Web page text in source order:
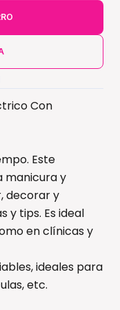
Con
Este
manicura y
decorar y
y tips. Es ideal
en clínicas y
ideales para
etc.